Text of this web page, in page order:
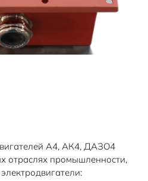
А4, АК4, ДАЗО4
отраслях промышленности,